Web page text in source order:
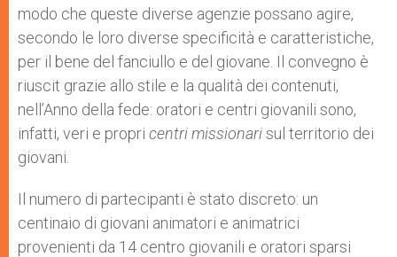
modo che queste diverse agenzie possano agire,
secondo le loro diverse specificità e caratteristiche,
per il bene del fanciullo e del giovane. Il convegno è
riuscit grazie allo stile e la qualità dei contenuti,
nell’Anno della fede: oratori e centri giovanili sono,
infatti, veri e propri centri missionarisul territorio dei
giovani.
Il numero di partecipanti è stato discreto: un
centinaio di giovani animatori e animatrici
provenienti da 14 centro giovanili e oratori sparsi